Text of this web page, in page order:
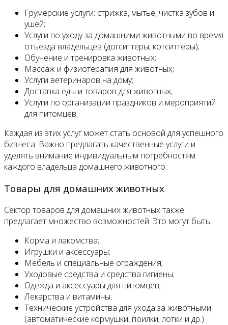
Грумерские услуги: стрижка, мытье, чистка зубов и
ушей;
Услуги по уходу за домашними животными во время
отъезда владельцев (догситтеры, котситтеры);
Обучение и тренировка животных;
Массаж и физиотерапия для животных;
Услуги ветеринаров на дому;
Доставка еды и товаров для животных;
Услуги по организации праздников и мероприятий
для питомцев.
Каждая из этих услуг может стать основой для успешного
бизнеса. Важно предлагать качественные услуги и
уделять внимание индивидуальным потребностям
каждого владельца домашнего животного.
Товары для домашних животных
Сектор товаров для домашних животных также
предлагает множество возможностей. Это могут быть:
Корма и лакомства;
Игрушки и аксессуары;
Мебель и специальные ограждения;
Уходовые средства и средства гигиены;
Одежда и аксессуары для питомцев;
Лекарства и витамины;
Технические устройства для ухода за животными
(автоматические кормушки, поилки, лотки и др.).